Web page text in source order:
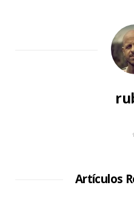
Artículos